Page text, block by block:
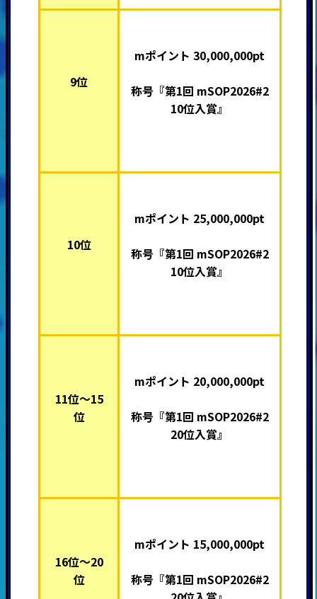
9位
mポイント 30,000,000pt
称号『第1回 mSOP2026#2
10位入賞』
10位
mポイント 25,000,000pt
称号『第1回 mSOP2026#2
10位入賞』
11位～15
位
mポイント 20,000,000pt
称号『第1回 mSOP2026#2
20位入賞』
16位～20
位
mポイント 15,000,000pt
称号『第1回 mSOP2026#2